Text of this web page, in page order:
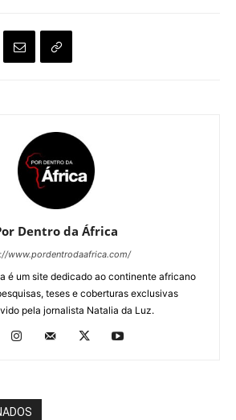
Dentro da África
www.pordentrodaafrica.com/
é um site dedicado ao continente africano
teses e coberturas exclusivas
pela jornalista Natalia da Luz.